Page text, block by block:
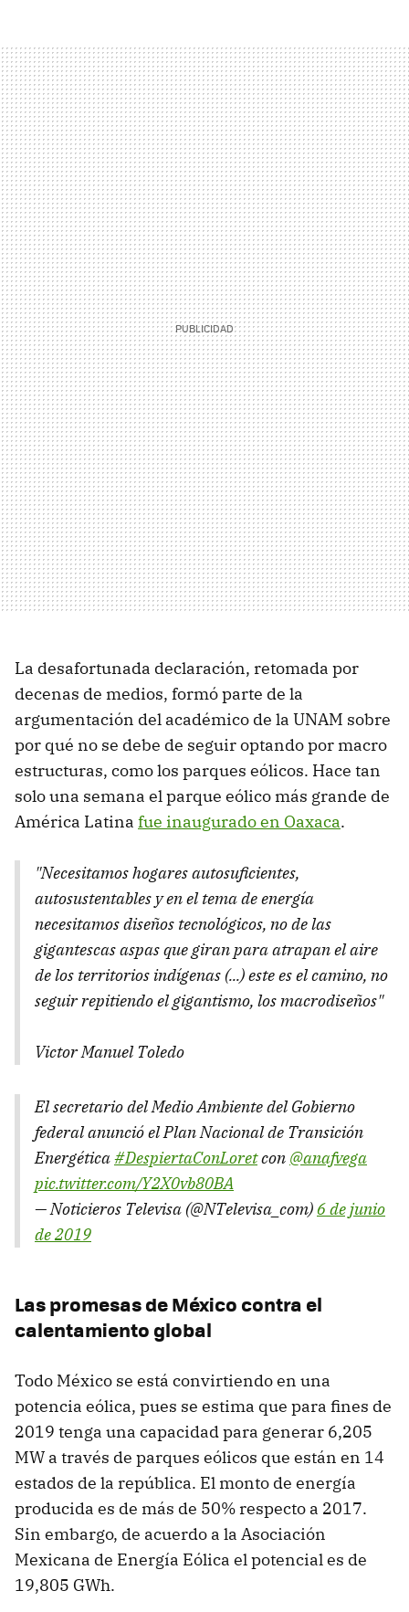
La desafortunada declaración, retomada por
decenas de medios, formó parte de la
argumentación del académico de la UNAM sobre
por qué no se debe de seguir optando por macro
estructuras, como los parques eólicos. Hace tan
solo una semana el parque eólico más grande de
América Latina fue inaugurado en Oaxaca.
"Necesitamos hogares autosuficientes,
autosustentables y en el tema de energía
necesitamos diseños tecnológicos, no de las
gigantescas aspas que giran para atrapan el aire
de los territorios indígenas (...) este es el camino, no
seguir repitiendo el gigantismo, los macrodiseños"
Victor Manuel Toledo
El secretario del Medio Ambiente del Gobierno
federal anunció el Plan Nacional de Transición
Energética#DespiertaConLoretcon @anafvega
pic.twitter.com/Y2X0vb80BA
— Noticieros Televisa (@NTelevisa_com)6 de junio
de 2019
Las promesas de México contra el
calentamiento global
Todo México se está convirtiendo en una
potencia eólica, pues se estima que para fines de
2019 tenga una capacidad para generar 6,205
MW a través de parques eólicos que están en 14
estados de la república. El monto de energía
producida es de más de 50% respecto a 2017.
Sin embargo, de acuerdo a la Asociación
Mexicana de Energía Eólica el potencial es de
19,805 GWh.